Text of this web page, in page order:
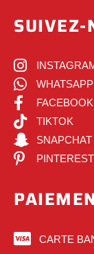
SUIVEZ-
WHATSAPP
FACEBOOK
TIKTOK
SNAPCHAT
PINTEREST
CARTE